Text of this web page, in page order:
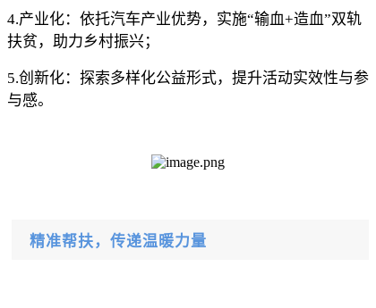
4.产业化：依托汽车产业优势，实施“输血+造血”双轨
扶贫，助力乡村振兴；
5.创新化：探索多样化公益形式，提升活动实效性与参
与感。
精准帮扶，传递温暖力量